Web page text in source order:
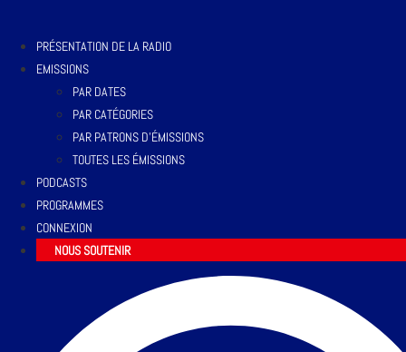
PRÉSENTATION DE LA RADIO
EMISSIONS
PAR DATES
PAR CATÉGORIES
PAR PATRONS D’ÉMISSIONS
TOUTES LES ÉMISSIONS
PODCASTS
PROGRAMMES
CONNEXION
NOUS SOUTENIR